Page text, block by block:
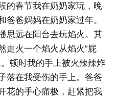
的春节我在奶奶家玩，晚
爸爸妈妈在奶奶家过年。
思远在阳台去玩焰火。其
走火一个焰火从焰火“屁
顿时我的手上被火辣辣炸
落在我受伤的手上。爸爸
花的手心痛极，赶紧把我